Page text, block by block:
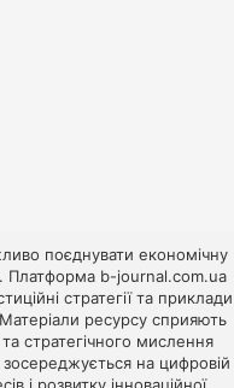
поєднувати економічну
Платформа b-journal.com.ua
стратегії та приклади
ресурсу сприяють
стратегічного мислення
на цифровій